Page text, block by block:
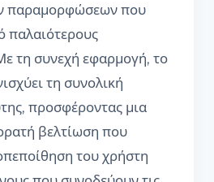
παραμορφώσεων που
παλαιότερους
τη συνεχή εφαρμογή, το
τη συνολική
προσφέροντας μια
βελτίωση που
του χρήστη